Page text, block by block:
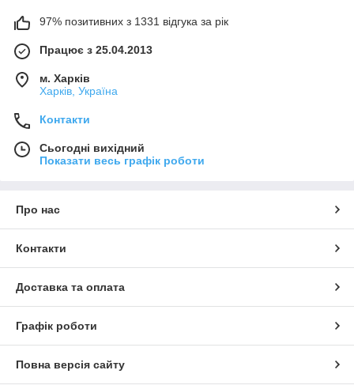
97% позитивних з 1331 відгука за рік
Працює з 25.04.2013
м. Харків
Харків, Україна
Контакти
Сьогодні вихідний
Показати весь графік роботи
Про нас
Контакти
Доставка та оплата
Графік роботи
Повна версія сайту